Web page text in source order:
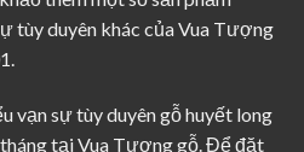
tùy duyên khác của Vua Tượng
.
vạn sự tùy duyên gỗ huyết long
tại Vua Tượng gỗ. Để đặt